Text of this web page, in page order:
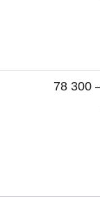
78 300